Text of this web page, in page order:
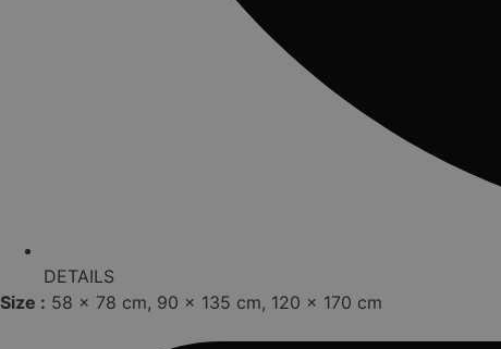
DETAILS
Size : 58 x 78 cm, 90 x 135 cm, 120 x 170 cm